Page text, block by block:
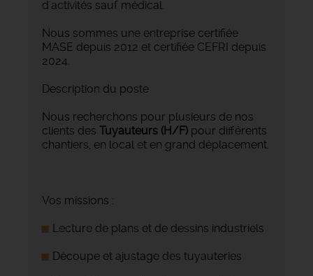
d'activités sauf médical.
Nous sommes une entreprise certifiée
MASE depuis 2012 et certifiée CEFRI depuis
2024.
Description du poste
Nous recherchons pour plusieurs de nos
clients des Tuyauteurs (H/F) pour différents
chantiers, en local et en grand déplacement.
Vos missions :
Lecture de plans et de dessins industriels
Découpe et ajustage des tuyauteries